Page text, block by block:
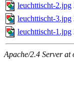
leuchttischt-2.jpg
leuchttischt-3.jpg
leuchttischt-1.jpg
Apache/2.4 Server at